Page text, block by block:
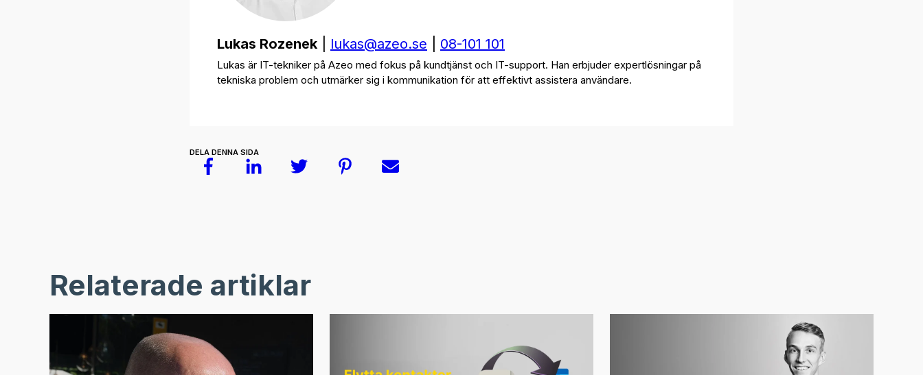
Lukas Rozenek lukas@azeo.se 08-101 101
Lukas är IT-tekniker på Azeo med fokus på kundtjänst och IT-support. Han erbjuder expertlösningar på
tekniska problem och utmärker sig i kommunikation för att effektivt assistera användare.
DELA DENNA SIDA
Relaterade artiklar